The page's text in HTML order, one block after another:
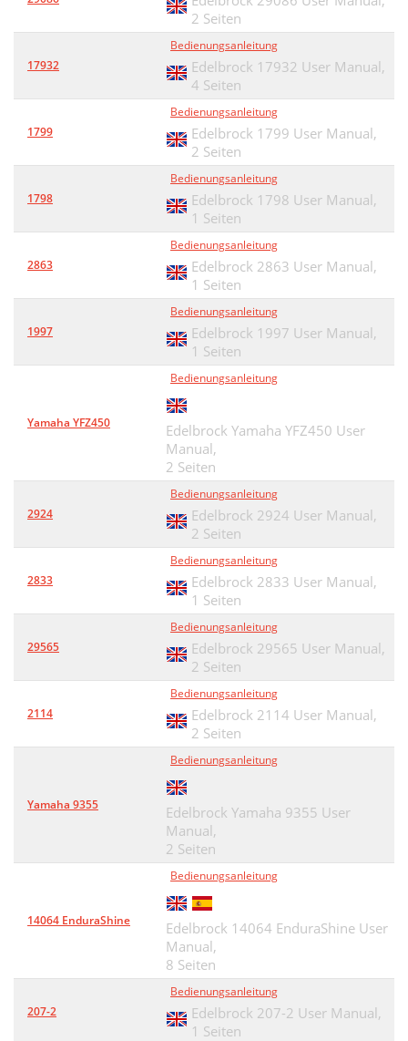
2 Seiten
17932
Bedienungsanleitung
Edelbrock 17932 User Manual,
4 Seiten
1799
Bedienungsanleitung
Edelbrock 1799 User Manual,
2 Seiten
1798
Bedienungsanleitung
Edelbrock 1798 User Manual,
1 Seiten
2863
Bedienungsanleitung
Edelbrock 2863 User Manual,
1 Seiten
1997
Bedienungsanleitung
Edelbrock 1997 User Manual,
1 Seiten
Yamaha YFZ450
Bedienungsanleitung
Edelbrock Yamaha YFZ450 User
Manual,
2 Seiten
2924
Bedienungsanleitung
Edelbrock 2924 User Manual,
2 Seiten
2833
Bedienungsanleitung
Edelbrock 2833 User Manual,
1 Seiten
29565
Bedienungsanleitung
Edelbrock 29565 User Manual,
2 Seiten
2114
Bedienungsanleitung
Edelbrock 2114 User Manual,
2 Seiten
Yamaha 9355
Bedienungsanleitung
Edelbrock Yamaha 9355 User
Manual,
2 Seiten
14064 EnduraShine
Bedienungsanleitung
Edelbrock 14064 EnduraShine User
Manual,
8 Seiten
207-2
Bedienungsanleitung
Edelbrock 207-2 User Manual,
1 Seiten